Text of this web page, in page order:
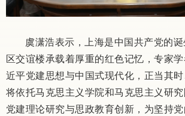
虞潇浩表示，上海是中国共产党的
区交谊楼承载着厚重的红色记忆，专家
近平党建思想与中国式现代化，正当其
将依托马克思主义学院和马克思主义研
党建理论研究与思政教育创新，为坚持